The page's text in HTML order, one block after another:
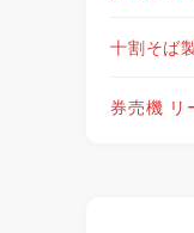
十割そば
券売機 リ